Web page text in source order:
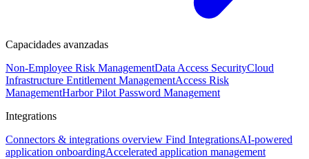
Capacidades avanzadas
Non-Employee Risk ManagementData Access SecurityCloud
Infrastructure Entitlement ManagementAccess Risk
ManagementHarbor Pilot Password Management
Integrations
Connectors & integrations overview Find IntegrationsAI-powered
application onboardingAccelerated application management